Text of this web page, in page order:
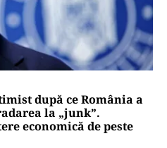
după ce România a
la „junk”.
economică de peste